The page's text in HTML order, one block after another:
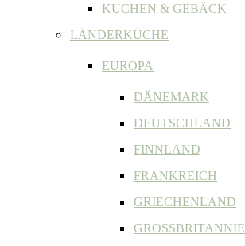
KUCHEN & GEBÄCK
LÄNDERKÜCHE
EUROPA
DÄNEMARK
DEUTSCHLAND
FINNLAND
FRANKREICH
GRIECHENLAND
GROSSBRITANNIEN